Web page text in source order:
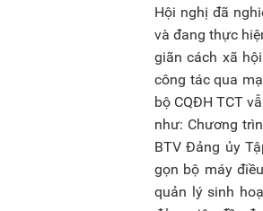
Hội nghị đã
và đang thực
giãn cách xã
công tác qua
bộ CQĐH TCT
như: Chương
BTV Đảng ủy
gọn bộ máy
quản lý sinh